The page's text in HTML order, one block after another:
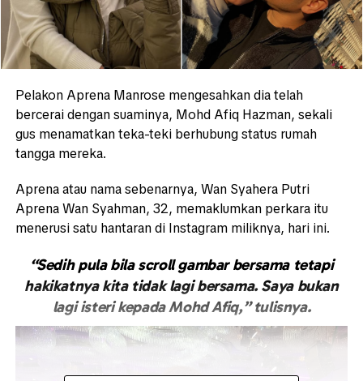
Pelakon Aprena Manrose mengesahkan dia telah
bercerai dengan suaminya, Mohd Afiq Hazman, sekali
gus menamatkan teka-teki berhubung status rumah
tangga mereka.
Aprena atau nama sebenarnya, Wan Syahera Putri
Aprena Wan Syahman, 32, memaklumkan perkara itu
menerusi satu hantaran di Instagram miliknya, hari ini.
“Sedih pula bila scroll gambar bersama tetapi
hakikatnya kita tidak lagi bersama. Saya bukan
lagi isteri kepada Mohd Afiq,” tulisnya.